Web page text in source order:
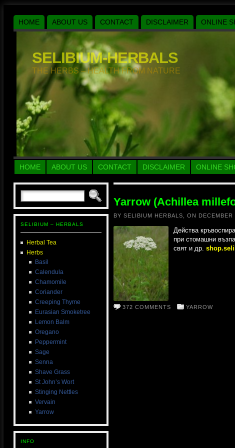
HOME ABOUT US CONTACT DISCLAIMER ONLINE
SELIBIUM-HERBALS
THE HERBS – HEALTH FROM NATURE
HOME ABOUT US CONTACT DISCLAIMER ONLINE
SELIBIUM – HERBALS
Herbal Tea
Herbs
Basil
Calendula
Chamomile
Coriander
Creeping Thyme
Eurasian Smoketree
Lemon Balm
Oregano
Peppermint
Sage
Senna
Shave Grass
St John’s Wort
Stinging Nettles
Vervain
Yarrow
INFO
Yarrow (Achillea
BY SELIBIUM HERBALS, ON
Действа
при стомашни
свят и др.
372 COMMENTS YARROW